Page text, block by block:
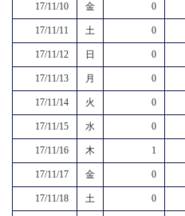
17/11/10 金 0
17/11/11 土 0
17/11/12 日 0
17/11/13 月 0
17/11/14 火 0
17/11/15 水 0
17/11/16 木 1
17/11/17 金 0
17/11/18 土 0